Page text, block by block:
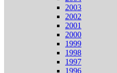
2003
2002
2001
2000
1999
1998
1997
1996